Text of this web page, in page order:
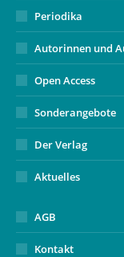
Periodika
Autorinnen und
Open Access
Sonderangebote
Der Verlag
Aktuelles
AGB
Kontakt